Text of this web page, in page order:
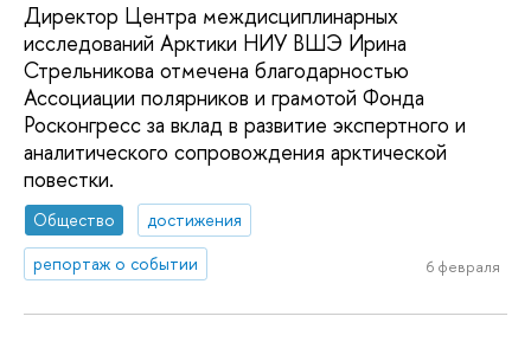
Директор Центра междисциплинарных
исследований Арктики НИУ ВШЭ Ирина
Стрельникова отмечена благодарностью
Ассоциации полярников и грамотой Фонда
Росконгресс за вклад в развитие экспертного и
аналитического сопровождения арктической
повестки.
Общество
достижения
репортаж о событии
6 февраля